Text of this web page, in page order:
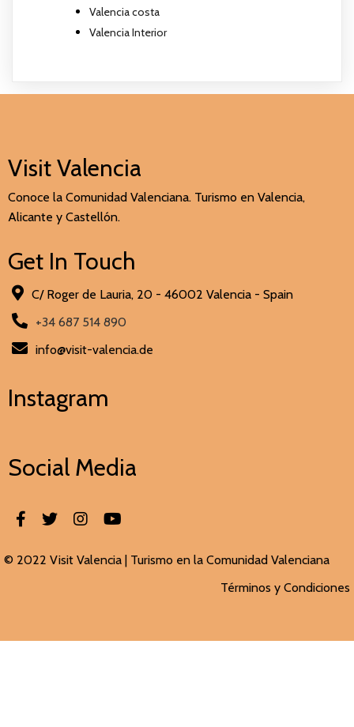
Valencia costa
Valencia Interior
Visit Valencia
Conoce la Comunidad Valenciana. Turismo en Valencia,
Alicante y Castellón.
Get In Touch
C/ Roger de Lauria, 20 - 46002 Valencia - Spain
+34 687 514 890
info@visit-valencia.de
Instagram
Social Media
© 2022 Visit Valencia | Turismo en la Comunidad Valenciana
Términos y Condiciones